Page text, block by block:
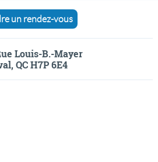
un rendez-vous
Louis-B.-Mayer
QC H7P 6E4